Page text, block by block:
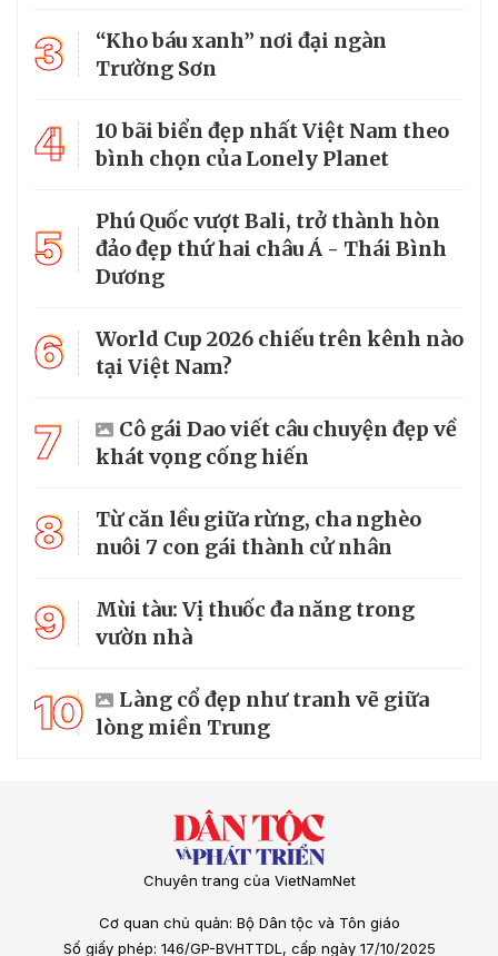
3
“Kho báu xanh” nơi đại ngàn
Trường Sơn
4
10 bãi biển đẹp nhất Việt Nam theo
bình chọn của Lonely Planet
5
Phú Quốc vượt Bali, trở thành hòn
đảo đẹp thứ hai châu Á - Thái Bình
Dương
6
World Cup 2026 chiếu trên kênh nào
tại Việt Nam?
7
Cô gái Dao viết câu chuyện đẹp về
khát vọng cống hiến
8
Từ căn lều giữa rừng, cha nghèo
nuôi 7 con gái thành cử nhân
9
Mùi tàu: Vị thuốc đa năng trong
vườn nhà
10
Làng cổ đẹp như tranh vẽ giữa
lòng miền Trung
Chuyên trang của VietNamNet
Cơ quan chủ quản: Bộ Dân tộc và Tôn giáo
Số giấy phép: 146/GP-BVHTTDL, cấp ngày 17/10/2025